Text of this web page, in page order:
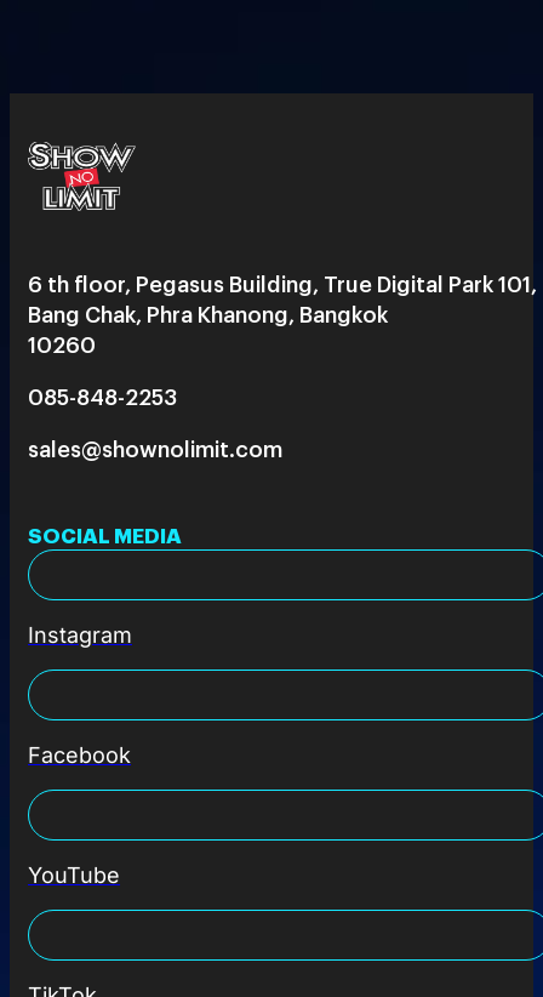
6 th floor, Pegasus Building, True Digital Park 101,
Bang Chak, Phra Khanong, Bangkok
10260
085-848-2253
sales@shownolimit.com
SOCIAL MEDIA
Instagram
Facebook
YouTube